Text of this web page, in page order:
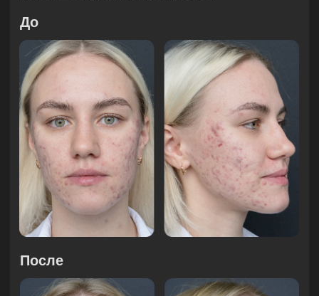
первых процедур за счёт синергии
их биологических эффектов:
противовоспалительного
и регенеративного.
Холодная плазма обеспечила быстрое
купирование воспалений, нормализацию
работы сальных желез, профилактику
поствоспалительной гиперпигментации
и активацию процессов восстановления
кожи. RF-лифтинг способствовал
ремоделированию дермы и коррекции
постакне-изменений, таких как рубцы
и неровности кожного рельефа.
Разработанный протокол сочетанного
применения является универсальным,
безопасным и адаптируемым под
индивидуальные особенности пациентов.
Читайте статьи: